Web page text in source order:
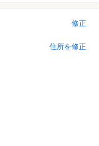
修正
住所を修正